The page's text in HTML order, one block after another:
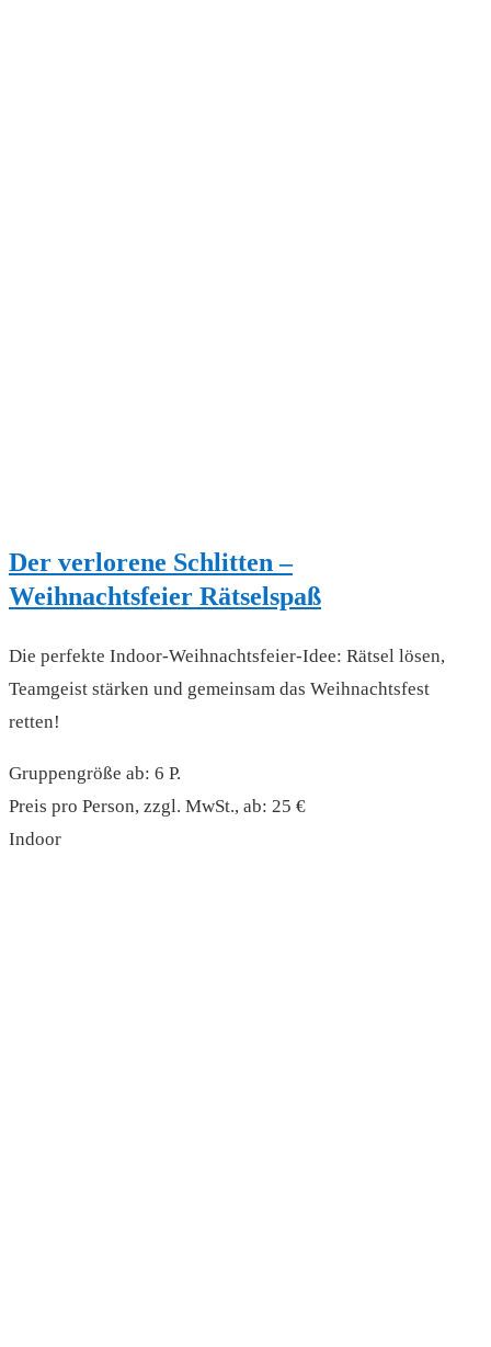
Der verlorene Schlitten –
Weihnachtsfeier Rätselspaß
Die perfekte Indoor-Weihnachtsfeier-Idee: Rätsel lösen,
Teamgeist stärken und gemeinsam das Weihnachtsfest
retten!
Gruppengröße ab: 6 P.
Preis pro Person, zzgl. MwSt., ab: 25 €
Indoor